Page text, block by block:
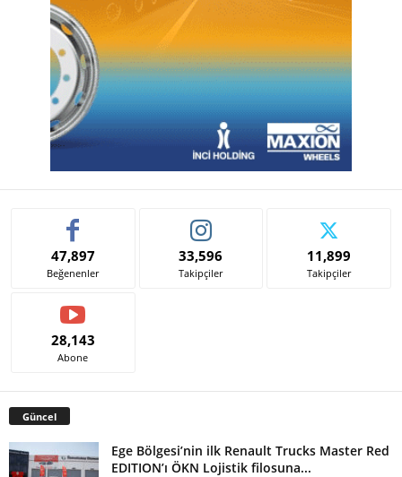
47,897
Beğenenler
33,596
Takipçiler
11,899
Takipçiler
28,143
Abone
Güncel
Ege Bölgesi’nin ilk Renault Trucks Master Red
EDITION’ı ÖKN Lojistik filosuna...